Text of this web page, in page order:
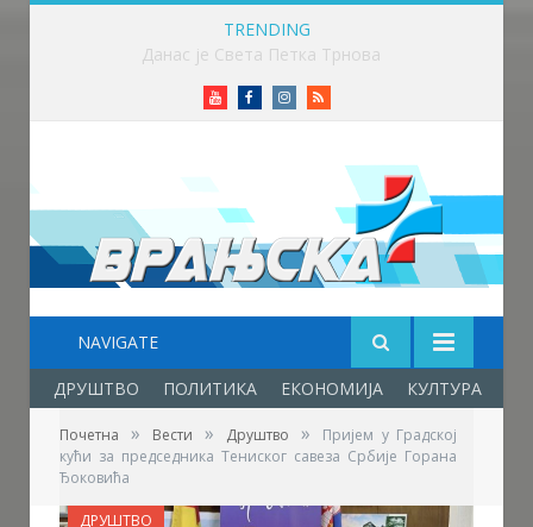
TRENDING
Данас је Света Петка Трнова
YoutubeFacebookInstagram
RSS
NAVIGATE
ДРУШТВО ПОЛИТИКА ЕКОНОМИЈА КУЛТУРА
Почетна » Вести » Друштво »
Пријем у Градској
кући за председника Тениског савеза Србије Горана
Ђоковића
ДРУШТВО